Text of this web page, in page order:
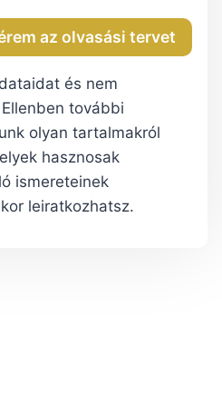
és nem
további
olyan tartalmakról
hasznosak
ismereteinek
leiratkozhatsz.